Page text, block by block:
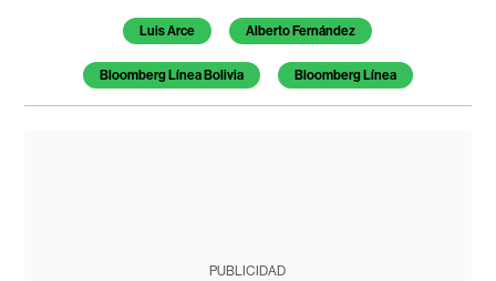
Luis Arce Alberto Fernández
Bloomberg Línea Bolivia Bloomberg Línea
PUBLICIDAD